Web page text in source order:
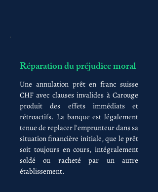
Réparation du préjudice moral
Une annulation prêt en franc suisse
CHF avec clauses invalides à Carouge
produit des effets immédiats et
rétroactifs. La banque est légalement
tenue de replacer l'emprunteur dans sa
situation financière initiale, que le prêt
soit toujours en cours, intégralement
soldé ou racheté par un autre
établissement.